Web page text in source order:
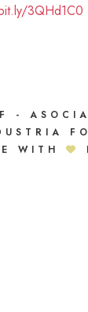
3QHd1C0
-
WITH